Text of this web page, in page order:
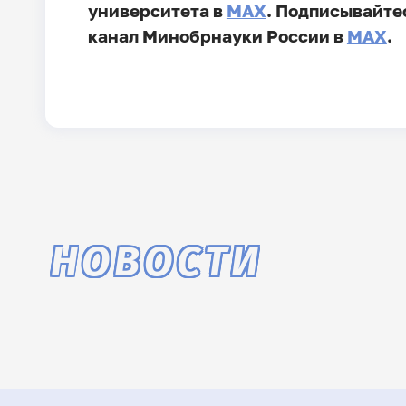
университета в MAX.
канал Минобрнауки России в MAX.
НОВОСТИ